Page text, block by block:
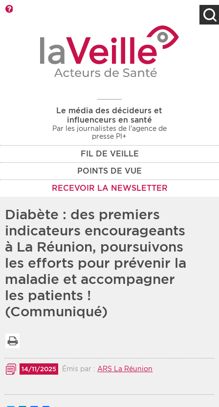
Le média des décideurs et
influenceurs en santé
Par les journalistes de l'agence de
presse PI+
FIL DE VEILLE
POINTS DE VUE
RECEVOIR LA NEWSLETTER
Rendez-vous des 7
prochains jours
Recherche par mots clés
Type d'information
Rendez-vous
Protection sociale
Médico-social
Zone géographique
Période
Choisir une date de débutChoisir une date de finChronologique
Inversé
Diabète : des premiers
indicateurs encourageants
à La Réunion, poursuivons
les efforts pour prévenir la
maladie et accompagner
les patients !
(Communiqué)
14/11/2025 Émis par : ARS La Réunion